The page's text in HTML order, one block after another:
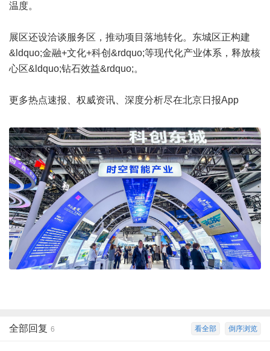
温度。
展区还设洽谈服务区，推动项目落地转化。东城区正构建
&ldquo;金融+文化+科创&rdquo;等现代化产业体系，释放核
心区&ldquo;钻石效益&rdquo;。
更多热点速报、权威资讯、深度分析尽在北京日报App
倒序浏览
看全部
全部回复 6